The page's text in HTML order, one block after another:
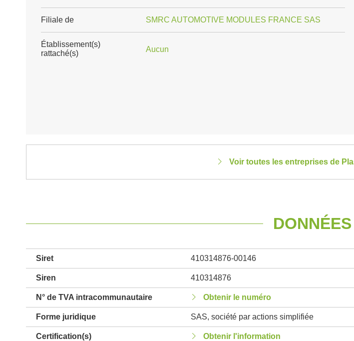
Filiale de SMRC AUTOMOTIVE MODULES FRANCE SAS
Établissement(s)
rattaché(s)
Aucun
Voir toutes les entreprises de
Siret 410314876-00146
Siren 410314876
N° de TVA intracommunautaire Obtenir le numéro
Forme juridique SAS, société par actions simplifiée
Certification(s) Obtenir l'information